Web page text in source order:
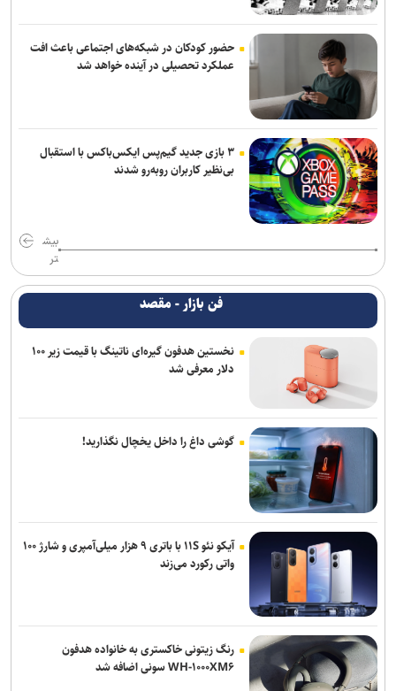
حضور کودکان در شبکه‌های اجتماعی باعث افت
عملکرد تحصیلی در آینده خواهد شد
۳ بازی جدید گیم‌پس ایکس‌باکس با استقبال
بی‌نظیر کاربران روبه‌رو شدند
بیش
تر
فن بازار - مقصد
نخستین هدفون گیره‌ای ناتینگ با قیمت زیر ۱۰۰
دلار معرفی شد
گوشی داغ را داخل یخچال نگذارید!
آیکو نئو ۱۱S با باتری ۹ هزار میلی‌آمپری و شارژ ۱۰۰
واتی رکورد می‌زند
رنگ زیتونی خاکستری به خانواده هدفون
WH-۱۰۰۰XM۶ سونی اضافه شد